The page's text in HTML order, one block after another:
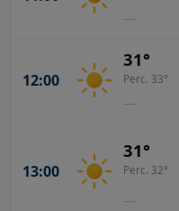
—
12:00
31°
Perc. 33°
—
13:00
31°
Perc. 32°
—